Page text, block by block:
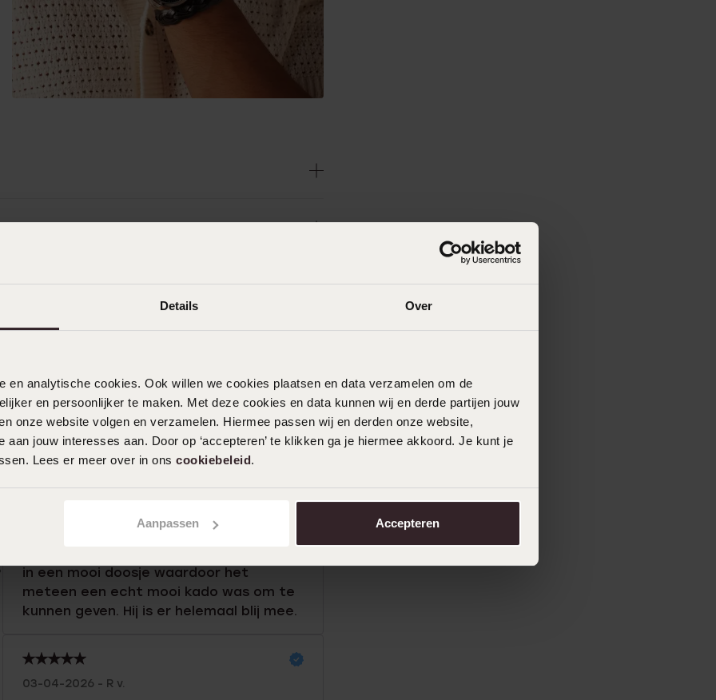
Details Over
en analytische cookies. Ook willen we cookies plaatsen en data verzamelen om de
en persoonlijker te maken. Met deze cookies en data kunnen wij en derde partijen jouw
onze website volgen en verzamelen. Hiermee passen wij en derden onze website,
aan jouw interesses aan. Door op ‘accepteren’ te klikken ga je hiermee akkoord. Je kunt je
Lees er meer over in ons cookiebeleid.
Aanpassen Accepteren
Filter
Eerste horloge voor mijn zoon gekocht
in een mooi doosje waardoor het
meteen een echt mooi kado was om te
kunnen geven. Hij is er helemaal blij mee.
03-04-2026 - R v.